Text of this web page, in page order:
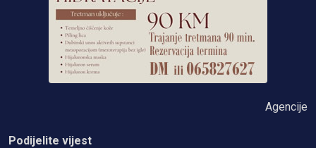
Agencije
Podijelite vijest